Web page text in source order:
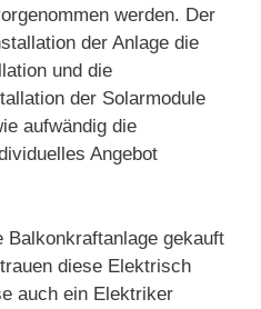
werden. Der
der Anlage die
und die
der Solarmodule
aufwändig die
Angebot
Balkonkraftanlage gekauft
diese Elektrisch
auch ein Elektriker